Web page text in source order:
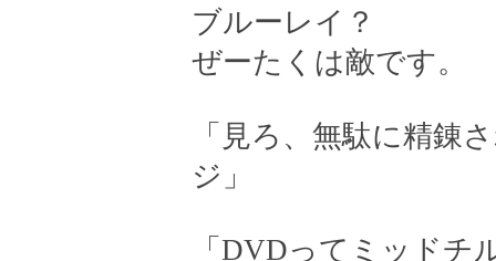
ブルーレイ？
ぜーたくは敵です。
「見ろ、無駄に精錬
ジ」
「DVDってミッドチ